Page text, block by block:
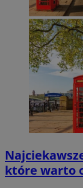
które warto